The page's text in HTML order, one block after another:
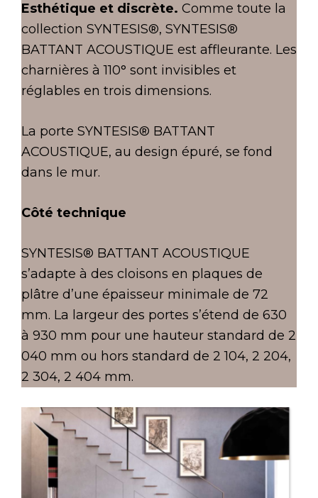
Esthétique et discrète. Comme toute la
collection SYNTESIS®, SYNTESIS®
BATTANT ACOUSTIQUE est affleurante. Les
charnières à 110° sont invisibles et
réglables en trois dimensions.
La porte SYNTESIS® BATTANT
ACOUSTIQUE, au design épuré, se fond
dans le mur.
Côté technique
SYNTESIS® BATTANT ACOUSTIQUE
s’adapte à des cloisons en plaques de
plâtre d’une épaisseur minimale de 72
mm. La largeur des portes s’étend de 630
à 930 mm pour une hauteur standard de 2
040 mm ou hors standard de 2 104, 2 204,
2 304, 2 404 mm.